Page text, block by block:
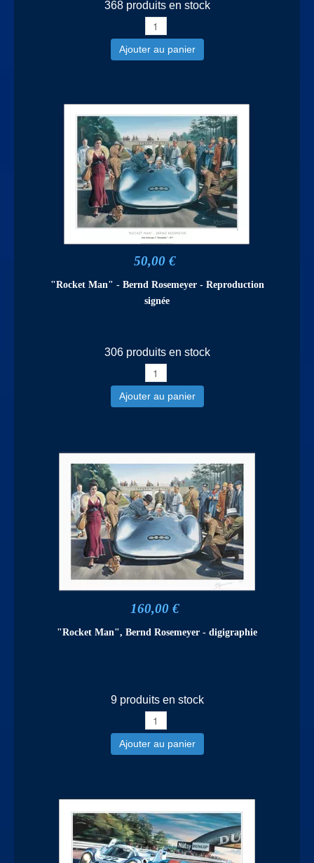
368 produits en stock
Ajouter au panier
50,00 €
"Rocket Man" - Bernd Rosemeyer - Reproduction
signée
306 produits en stock
Ajouter au panier
160,00 €
"Rocket Man", Bernd Rosemeyer - digigraphie
9 produits en stock
Ajouter au panier